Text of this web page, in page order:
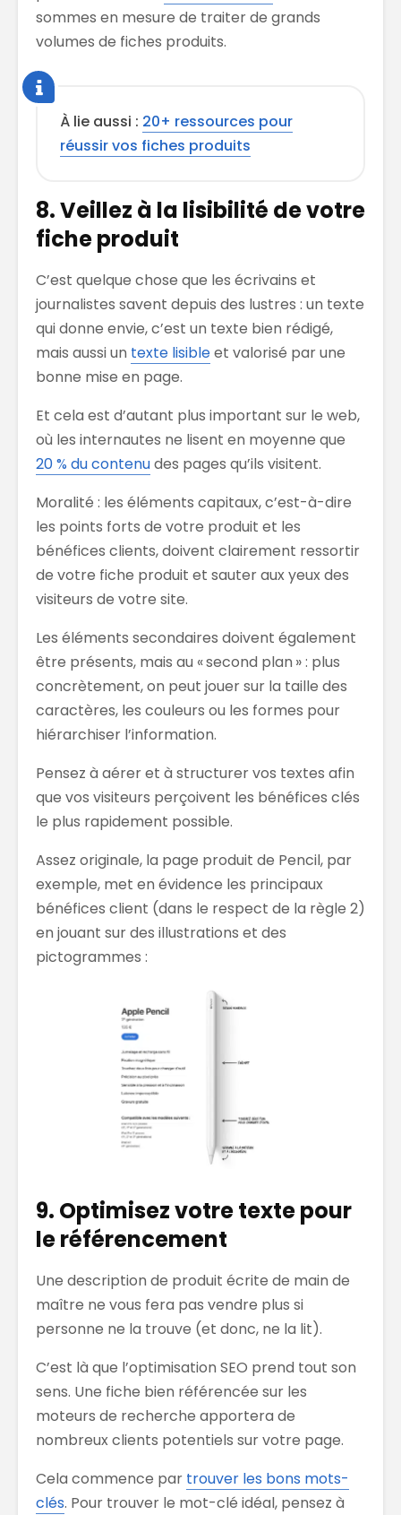
sommes en mesure de traiter de grands
volumes de fiches produits.
À lie aussi : 20+ ressources pour
réussir vos fiches produits
8. Veillez à la lisibilité de votre
fiche produit
C’est quelque chose que les écrivains et
journalistes savent depuis des lustres : un texte
qui donne envie, c’est un texte bien rédigé,
mais aussi un texte lisibleet valorisé par une
bonne mise en page.
Et cela est d’autant plus important sur le web,
où les internautes ne lisent en moyenne que
20 % du contenudes pages qu’ils visitent.
Moralité : les éléments capitaux, c’est-à-dire
les points forts de votre produit et les
bénéfices clients, doivent clairement ressortir
de votre fiche produit et sauter aux yeux des
visiteurs de votre site.
Les éléments secondaires doivent également
être présents, mais au « second plan » : plus
concrètement, on peut jouer sur la taille des
caractères, les couleurs ou les formes pour
hiérarchiser l’information.
Pensez à aérer et à structurer vos textes afin
que vos visiteurs perçoivent les bénéfices clés
le plus rapidement possible.
Assez originale, la page produit de Pencil, par
exemple, met en évidence les principaux
bénéfices client (dans le respect de la règle 2)
en jouant sur des illustrations et des
pictogrammes :
9. Optimisez votre texte pour
le référencement
Une description de produit écrite de main de
maître ne vous fera pas vendre plus si
personne ne la trouve (et donc, ne la lit).
C’est là que l’optimisation SEO prend tout son
sens. Une fiche bien référencée sur les
moteurs de recherche apportera de
nombreux clients potentiels sur votre page.
Cela commence par trouver les bons mots-
clés. Pour trouver le mot-clé idéal, pensez à